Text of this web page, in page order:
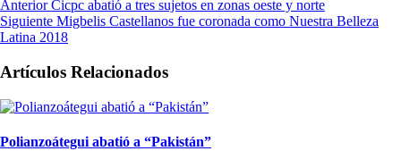
Anterior Cicpc abatió a tres sujetos en zonas oeste y norte
Siguiente Migbelis Castellanos fue coronada como Nuestra Belleza
Latina 2018
Artículos Relacionados
Polianzoátegui abatió a “Pakistán”